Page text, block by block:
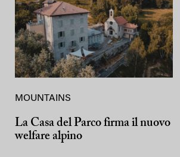
MOUNTAINS
La Casa del Parco firma il nuovo
welfare alpino